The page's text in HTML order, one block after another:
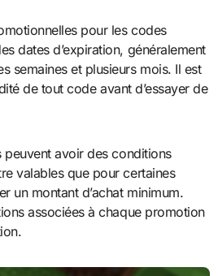
pour les codes
dates d’expiration, généralement
semaines et plusieurs mois. Il est
de tout code avant d’essayer de
peuvent avoir des conditions
valables que pour certaines
un montant d’achat minimum.
associées à chaque promotion